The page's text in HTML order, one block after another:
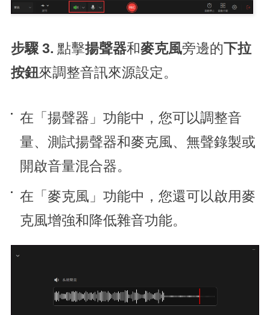
步驟 3. 點擊揚聲器和麥克風旁邊的下拉
按鈕 來調整音訊來源設定。
在「揚聲器」功能中，您可以調整音
量、測試揚聲器和麥克風、無聲錄製或
開啟音量混合器。
在「麥克風」功能中，您還可以啟用麥
克風增強和降低雜音功能。